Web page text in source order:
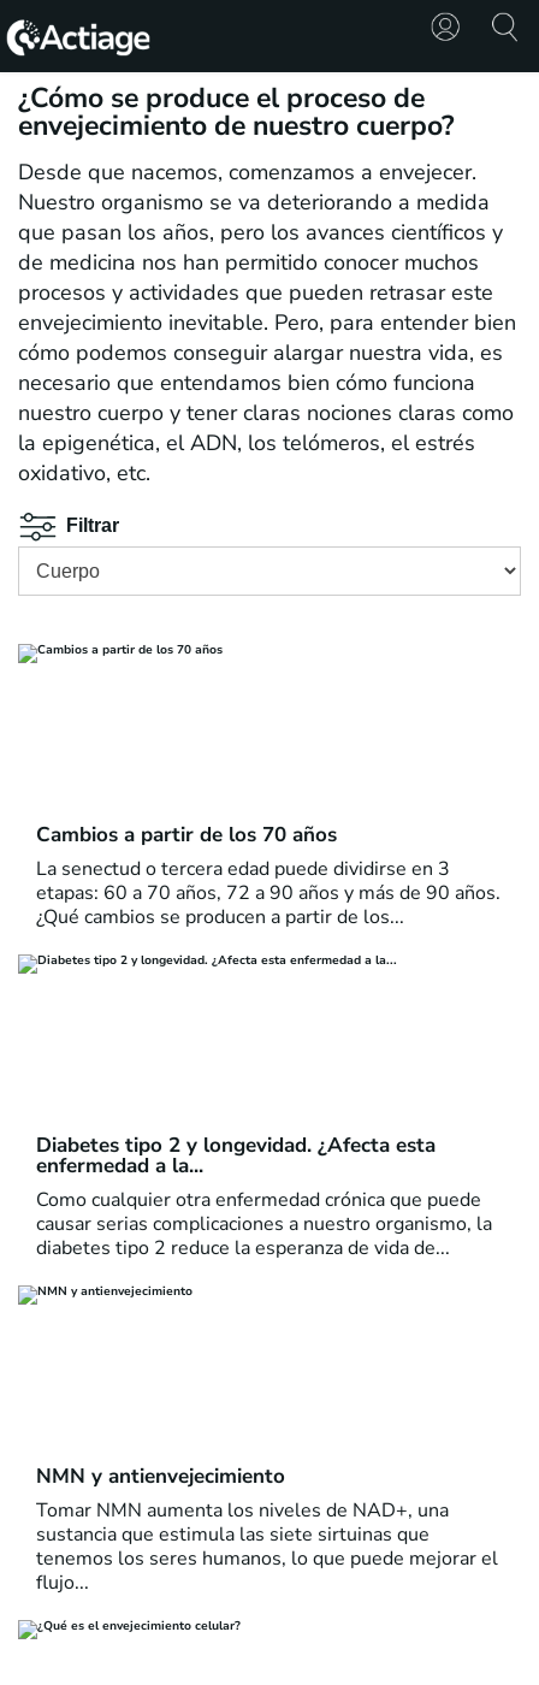
SHOP
TRATAMIENTOS
CONSULTA
CONOCE
ACTIAGE
RECURSOS
¿Cómo se produce el proceso de
envejecimiento de nuestro cuerpo?
Desde que nacemos, comenzamos a envejecer.
Nuestro organismo se va deteriorando a medida
que pasan los años, pero los avances científicos y
de medicina nos han permitido conocer muchos
procesos y actividades que pueden retrasar este
envejecimiento inevitable. Pero, para entender bien
cómo podemos conseguir alargar nuestra vida, es
necesario que entendamos bien cómo funciona
nuestro cuerpo y tener claras nociones claras como
la epigenética, el ADN, los telómeros, el estrés
oxidativo, etc.
Filtrar
Cambios a partir de los 70 años
La senectud o tercera edad puede dividirse en 3
etapas: 60 a 70 años, 72 a 90 años y más de 90 años.
¿Qué cambios se producen a partir de los...
Diabetes tipo 2 y longevidad. ¿Afecta esta
enfermedad a la...
Como cualquier otra enfermedad crónica que puede
causar serias complicaciones a nuestro organismo, la
diabetes tipo 2 reduce la esperanza de vida de...
NMN y antienvejecimiento
Tomar NMN aumenta los niveles de NAD+, una
sustancia que estimula las siete sirtuinas que
tenemos los seres humanos, lo que puede mejorar el
flujo...